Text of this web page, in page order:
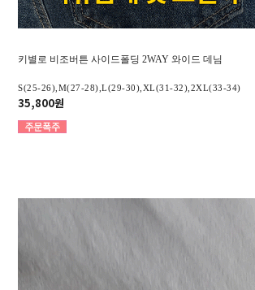
키별로 비조버튼 사이드폴딩 2WAY 와이드 데님
S(25-26),M(27-28),L(29-30),XL(31-32),2XL(33-34)
35,800원